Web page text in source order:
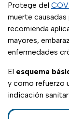
Protege del
muerte causadas
recomienda
mayores,
enfermedades
El esquema
y como refuerzo
indicación